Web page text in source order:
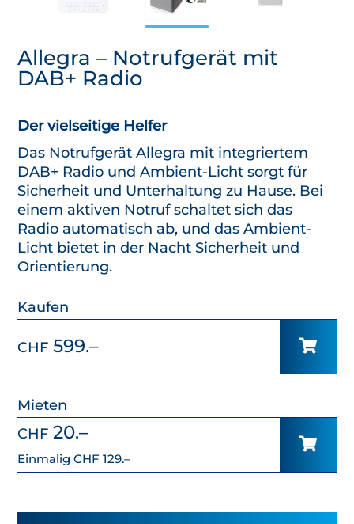
Allegra – Notrufgerät mit
DAB+ Radio
Der vielseitige Helfer
Das Notrufgerät Allegra mit integriertem
DAB+ Radio und Ambient-Licht sorgt für
Sicherheit und Unterhaltung zu Hause. Bei
einem aktiven Notruf schaltet sich das
Radio automatisch ab, und das Ambient-
Licht bietet in der Nacht Sicherheit und
Orientierung.
Kaufen
CHF 599.–
Mieten
CHF 20.–
Einmalig CHF 129.–